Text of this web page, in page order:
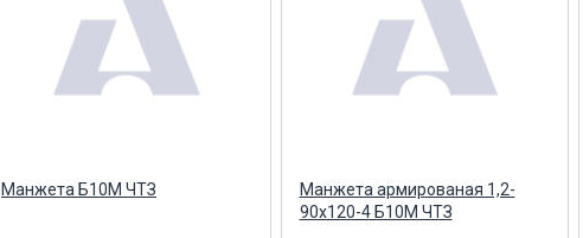
Манжета Б10М ЧТЗ
Манжета армированая 1,2-
90х120-4 Б10М ЧТЗ